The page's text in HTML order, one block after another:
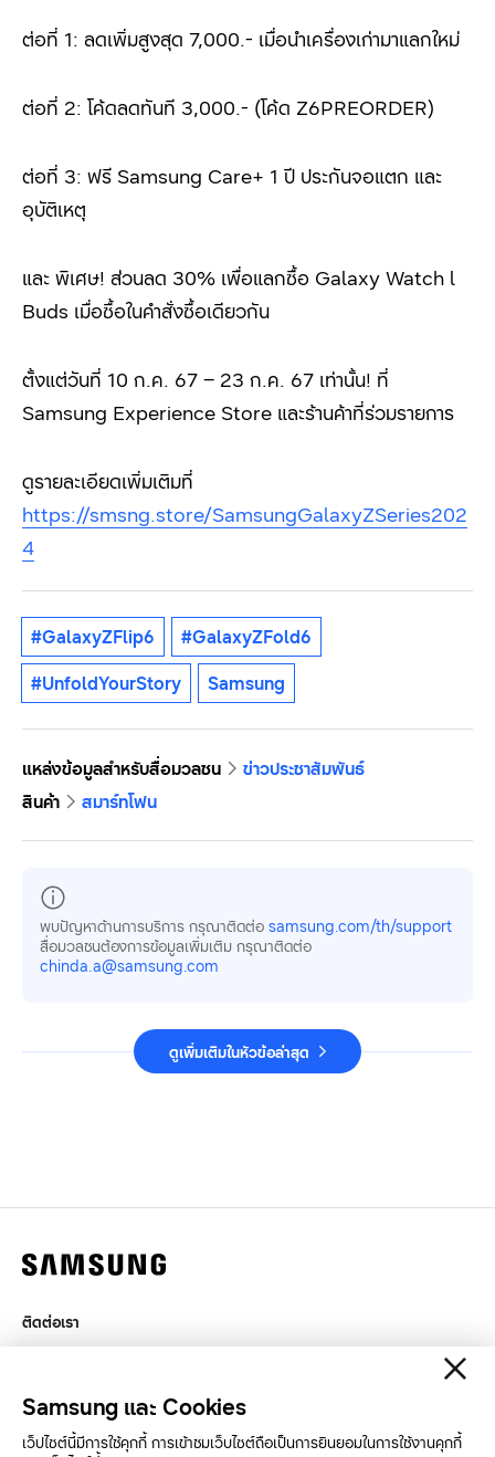
ต่อที่ 1: ลดเพิ่มสูงสุด 7,000.- เมื่อนำเครื่องเก่ามาแลกใหม่
ต่อที่ 2: โค้ดลดทันที 3,000.- (โค้ด Z6PREORDER)
ต่อที่ 3: ฟรี Samsung Care+ 1 ปี ประกันจอแตก และ
อุบัติเหตุ
และ พิเศษ! ส่วนลด 30% เพื่อแลกซื้อ Galaxy Watch l
Buds เมื่อซื้อในคำสั่งซื้อเดียวกัน
ตั้งแต่วันที่ 10 ก.ค. 67 – 23 ก.ค. 67 เท่านั้น! ที่
Samsung Experience Store และร้านค้าที่ร่วมรายการ
ดูรายละเอียดเพิ่มเติมที่
https://smsng.store/SamsungGalaxyZSeries202
4
#GalaxyZFlip6
#GalaxyZFold6
#UnfoldYourStory
Samsung
แหล่งข้อมูลสำหรับสื่อมวลชน
ข่าวประชาสัมพันธ์
สินค้า
สมาร์ทโฟน
พบปัญหาด้านการบริการ กรุณาติดต่อ samsung.com/th/support
สื่อมวลชนต้องการข้อมูลเพิ่มเติม กรุณาติดต่อ
chinda.a@samsung.com
ดูเพิ่มเติมในหัวข้อล่าสุด
ติดต่อเรา
SAMSUNG.COM
Samsung และ Cookies
เว็ปไซต์นี้มีการใช้คุกกี้ การเข้าชมเว็บไซต์ถือเป็นการยินยอมในการใช้งานคุกกี้